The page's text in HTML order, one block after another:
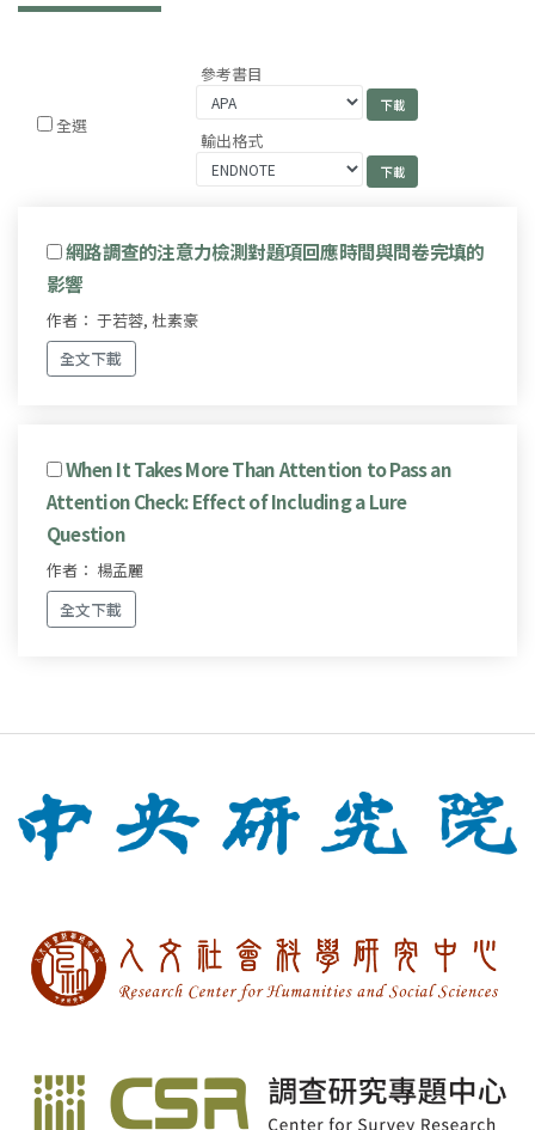
全選
參考書目
輸出格式
網路調查的注意力檢測對題項回應時間與問卷完填的
影響
作者： 于若蓉, 杜素豪
全文下載
When It Takes More Than Attention to Pass an
Attention Check: Effect of Including a Lure
Question
作者： 楊孟麗
全文下載